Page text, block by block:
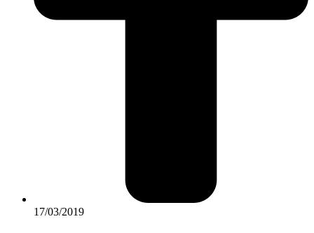
17/03/2019